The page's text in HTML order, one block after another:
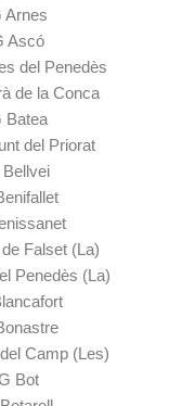
Arnes
Ascó
del Penedès
de la Conca
Batea
del Priorat
Falset (La)
Penedès (La)
Camp (Les)
Bot